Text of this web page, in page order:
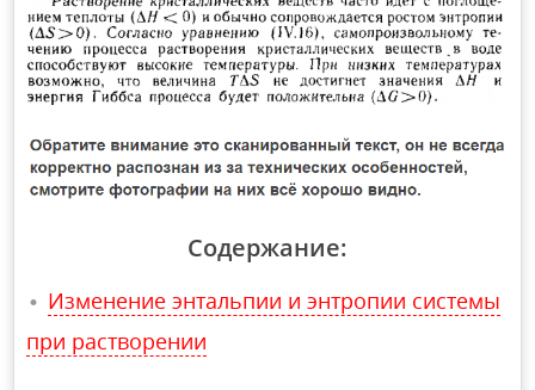
Содержание:
Изменение энтальпии и энтропии системы
при растворении